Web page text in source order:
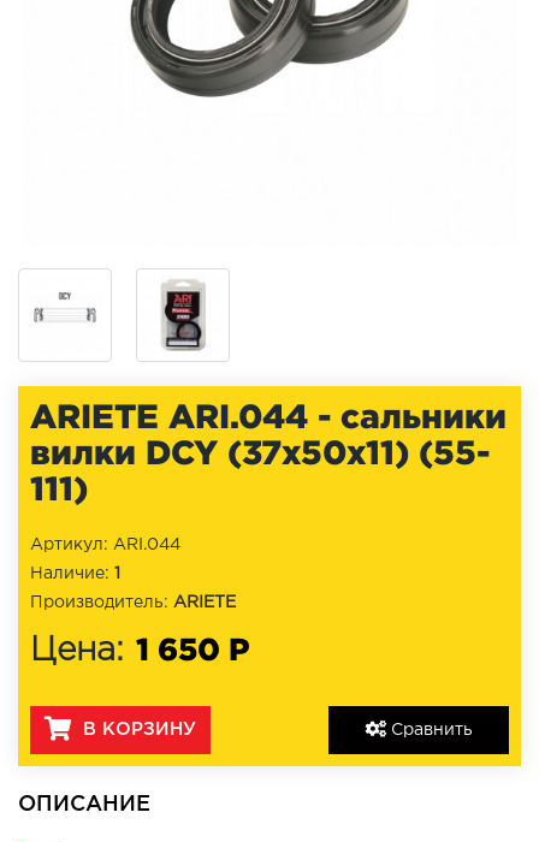
ARIETE ARI.044 - cальники
вилки DCY (37x50x11) (55-
111)
Сравнить
Артикул: ARI.044
Наличие: 1
Производитель: ARIETE
Цена: 1 650 Р
В КОРЗИНУ
ОПИСАНИЕ